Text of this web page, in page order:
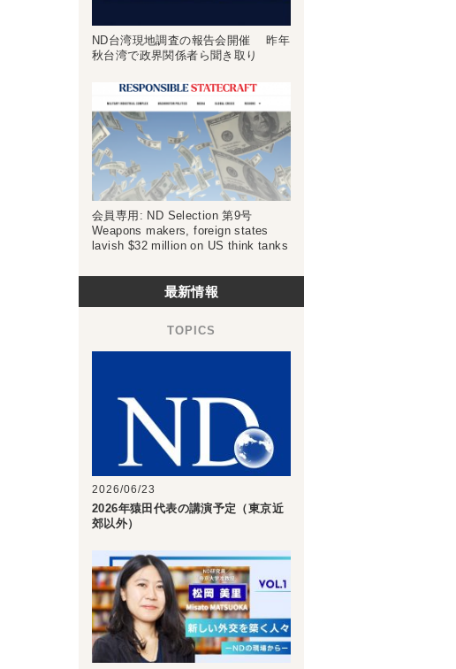
ND台湾現地調査の報告会開催 昨年
秋台湾で政界関係者ら聞き取り
会員専用: ND Selection 第9号
Weapons makers, foreign states
lavish $32 million on US think tanks
最新情報
2026/06/23
2026年猿田代表の講演予定（東京近
郊以外）